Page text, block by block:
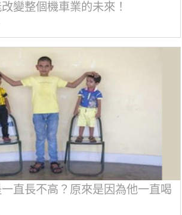
變整個機車業的未來！
直長不高？原來是因為他一直喝